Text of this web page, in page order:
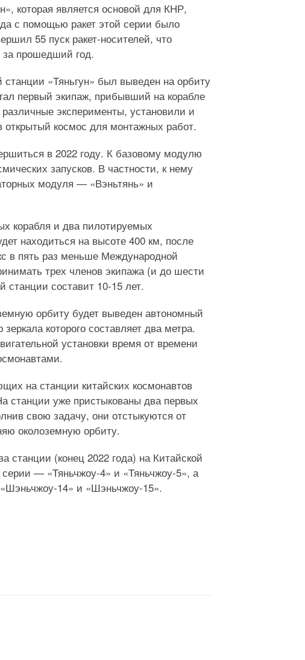
которая является основой для КНР,
с помощью ракет этой серии было
55 пуск ракет-носителей, что
за прошедший год.
«Тяньгун» был выведен на орбиту
первый экипаж, прибывший на корабле
эксперименты, установили и
космос для монтажных работ.
в 2022 году. К базовому модулю
запусков. В частности, к нему
модуля — «Вэньтянь» и
корабля и два пилотируемых
находиться на высоте 400 км, после
в пять раз меньше Международной
трех членов экипажа (и до шести
станции составит 10-15 лет.
орбиту будет выведен автономный
которого составляет два метра.
установки время от времени
на станции китайских космонавтов
станции уже пристыкованы два первых
свою задачу, они отстыкуются от
околоземную орбиту.
станции (конец 2022 года) на Китайской
— «Тяньчжоу-4» и «Тяньчжоу-5», а
14» и «Шэньчжоу-15».